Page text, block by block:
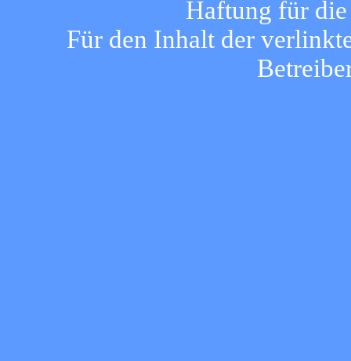
Haftung für
Für den Inhalt der